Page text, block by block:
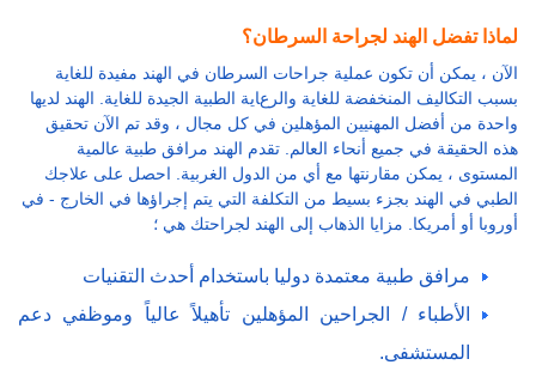
لماذا تفضل الهند لجراحة السرطان؟
الآن ، يمكن أن تكون عملية جراحات السرطان في الهند مفيدة للغاية
بسبب التكاليف المنخفضة للغاية والرعاية الطبية الجيدة للغاية. الهند لديها
واحدة من أفضل المهنيين المؤهلين في كل مجال ، وقد تم الآن تحقيق
هذه الحقيقة في جميع أنحاء العالم. تقدم الهند مرافق طبية عالمية
المستوى ، يمكن مقارنتها مع أي من الدول الغربية. احصل على علاجك
الطبي في الهند بجزء بسيط من التكلفة التي يتم إجراؤها في الخارج - في
أوروبا أو أمريكا. مزايا الذهاب إلى الهند لجراحتك هي ؛
مرافق طبية معتمدة دوليا باستخدام أحدث التقنيات
الأطباء / الجراحين المؤهلين تأهيلاً عالياً وموظفي دعم
المستشفى.